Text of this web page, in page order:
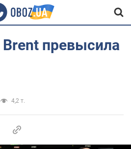
превысила
4,2 т.